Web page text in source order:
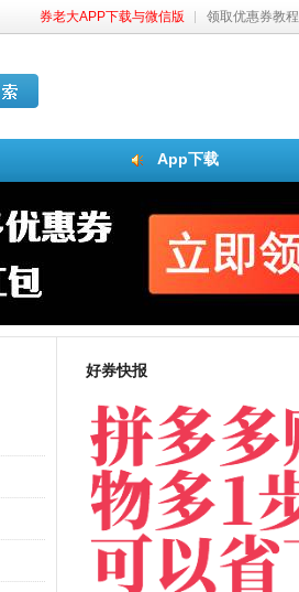
券老大APP下载与微信版 领取优惠券教程
App下载
好券快报